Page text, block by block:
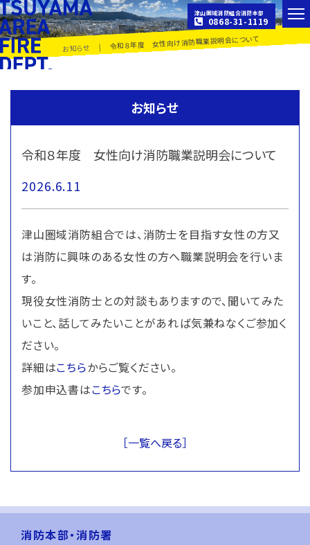
津山圏域消防組合消防本部
0868-31-1119
お知らせ | 令和８年度 女性向け消防職業説明会について
お知らせ
令和８年度 女性向け消防職業説明会について
2026.6.11
津山圏域消防組合では、消防士を目指す女性の方又
は消防に興味のある女性の方へ職業説明会を行いま
す。
現役女性消防士との対談もありますので、聞いてみた
いこと、話してみたいことがあれば気兼ねなくご参加く
ださい。
詳細はこちらからご覧ください。
参加申込書はこちらです。
［一覧へ戻る］
消防本部・消防署